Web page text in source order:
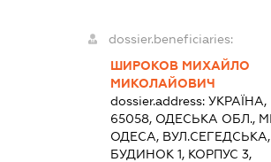
dossier.beneficiaries:
ШИРОКОВ МИХАЙЛО
МИКОЛАЙОВИЧ
dossier.address: УКРАЇНА,
65058, ОДЕСЬКА ОБЛ.,
ОДЕСА, ВУЛ.СЕГЕДСЬКА,
БУДИНОК 1, КОРПУС 3,